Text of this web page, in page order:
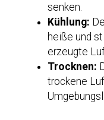
senken.
Kühlung:
heiße und
erzeugte
Trocknen:
trockene